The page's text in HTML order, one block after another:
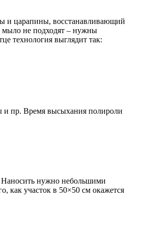
и царапины, восстанавливающий
мыло не подходят – нужны
технология выглядит так:
и пр. Время высыхания полироли
Наносить нужно небольшими
как участок в 50×50 см окажется